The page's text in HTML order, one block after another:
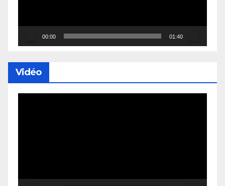
00:00 01:40
Vidéo